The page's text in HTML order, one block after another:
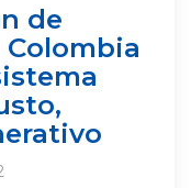
de
Colombia